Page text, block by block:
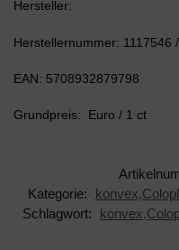
Hersteller:
Herstellernummer: 1117546
EAN: 5708932879798
Grundpreis: Euro / 1 ct
Kategorie:
Schlagwort: